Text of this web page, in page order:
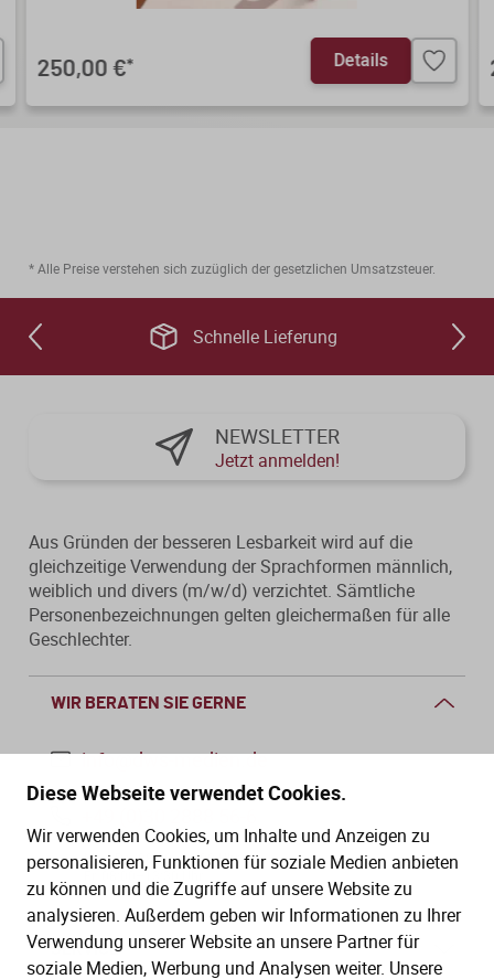
Diese Webseite verwendet Cookies.
Wir verwenden Cookies, um Inhalte und Anzeigen zu
personalisieren, Funktionen für soziale Medien anbieten
zu können und die Zugriffe auf unsere Website zu
analysieren. Außerdem geben wir Informationen zu Ihrer
Verwendung unserer Website an unsere Partner für
soziale Medien, Werbung und Analysen weiter. Unsere
250,00 €* Details
* Alle Preise verstehen sich zuzüglich der gesetzlichen Umsatzsteuer.
Schnelle Lieferung
WIR BERATEN SIE GERNE
info@dws-medien.de
Mo.–Do. 08:00–16:00 Uhr
Fr. 08:00–13:30 Uhr
SERVICE
NEWSLETTER
Jetzt anmelden!
Aus Gründen der besseren Lesbarkeit wird auf die
gleichzeitige Verwendung der Sprachformen männlich,
weiblich und divers (m/w/d) verzichtet. Sämtliche
Personenbezeichnungen gelten gleichermaßen für alle
Geschlechter.